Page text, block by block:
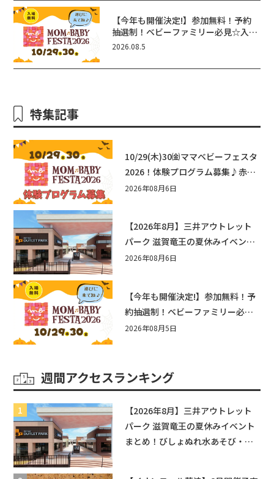
【今年も開催決定!】参加無料！予約
抽選制！ベビーファミリー必見☆入場
無料☆10/29(木)30(金)ママベビーフ
エリ守山
2026.08.5
特集記事
10/29(木)30㈮ママベビーフェスタ
2026！体験プログラム募集♪赤ち
ゃん向けイベントに出演しません
2026年08月6日
【2026年8月】三井アウトレット
パーク 滋賀竜王の夏休みイベント
まとめ！びしょぬれ水あそび・激
2026年08月6日
【今年も開催決定!】参加無料！予
約抽選制！ベビーファミリー必見
☆入場無料☆10/29(木)30(金)ママ
2026年08月5日
週間アクセスランキング
【2026年8月】三井アウトレット
パーク 滋賀竜王の夏休みイベント
まとめ！びしょぬれ水あそび・激